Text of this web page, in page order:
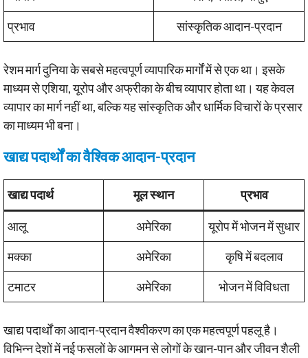
प्रभाव
सांस्कृतिक आदान-प्रदान
रेशम मार्ग दुनिया के सबसे महत्वपूर्ण व्यापारिक मार्गों में से एक था। इसके
माध्यम से एशिया, यूरोप और अफ्रीका के बीच व्यापार होता था। यह केवल
व्यापार का मार्ग नहीं था, बल्कि यह सांस्कृतिक और धार्मिक विचारों के प्रसार
का माध्यम भी बना।
खाद्य पदार्थों का वैश्विक आदान-प्रदान
खाद्य पदार्थ मूल स्थान प्रभाव
आलू अमेरिका
यूरोप में भोजन में सुधार
मक्का
अमेरिका
कृषि में बदलाव
टमाटर
अमेरिका भोजन में विविधता
खाद्य पदार्थों का आदान-प्रदान वैश्वीकरण का एक महत्वपूर्ण पहलू है।
विभिन्न देशों में नई फसलों के आगमन से लोगों के खान-पान और जीवन शैली